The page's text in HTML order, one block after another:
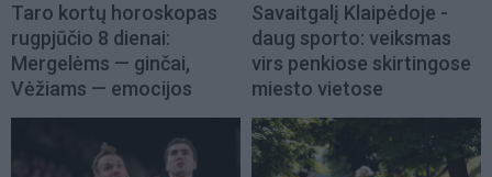
Taro kortų horoskopas
rugpjūčio 8 dienai:
Mergelėms — ginčai,
Vėžiams — emocijos
Savaitgalį Klaipėdoje -
daug sporto: veiksmas
virs penkiose skirtingose
miesto vietose